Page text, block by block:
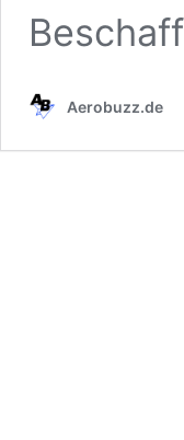
Aerobuzz.de